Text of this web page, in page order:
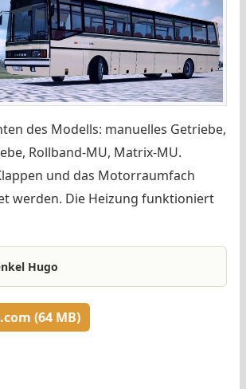
des Modells: manuelles Getriebe,
Rollband-MU, Matrix-MU.
und das Motorraumfach
werden. Die Heizung funktioniert
Hugo
(64 MB)